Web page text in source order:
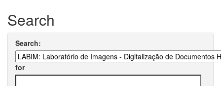
Search
Search:
for